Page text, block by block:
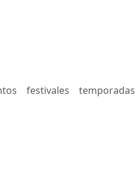
festivales temporadas